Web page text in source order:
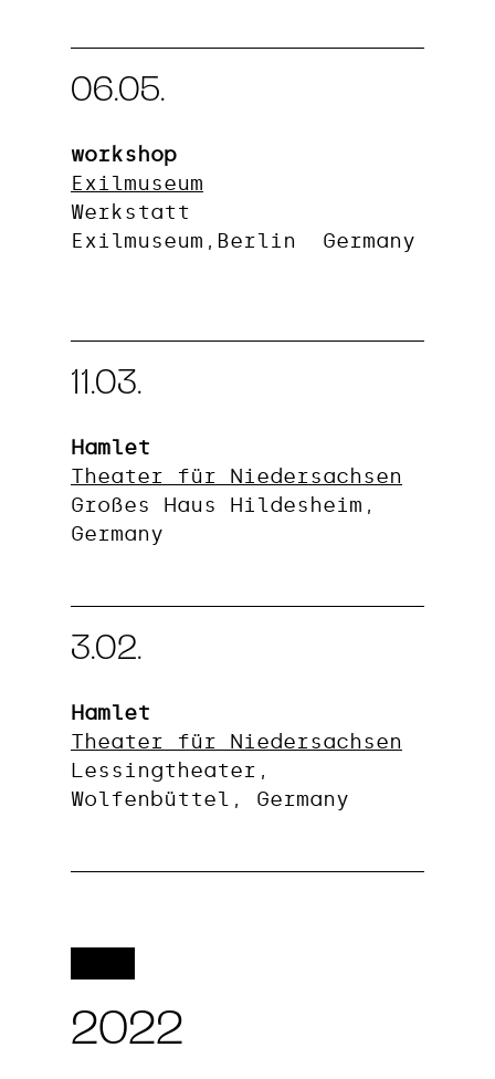
06.05.
workshop
Exilmuseum
Werkstatt
Exilmuseum,Berlin Germany
11.03.
Hamlet
Theater für Niedersachsen
Großes Haus Hildesheim,
Germany
3.02.
Hamlet
Theater für Niedersachsen
Lessingtheater,
Wolfenbüttel, Germany
2022